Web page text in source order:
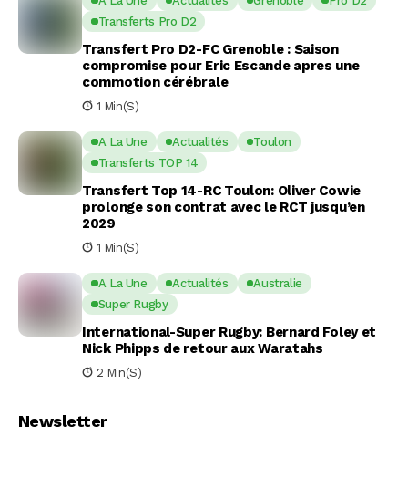
Transferts Pro D2
Transfert Pro D2-FC Grenoble : Saison
compromise pour Eric Escande apres une
commotion cérébrale
1 Min(s)
A La Une Actualités
Toulon
Transferts TOP 14
Transfert Top 14-RC Toulon: Oliver Cowie
prolonge son contrat avec le RCT jusqu’en
2029
1 Min(s)
A La Une Actualités
Australie
Super Rugby
International-Super Rugby: Bernard Foley et
Nick Phipps de retour aux Waratahs
2 Min(s)
Newsletter